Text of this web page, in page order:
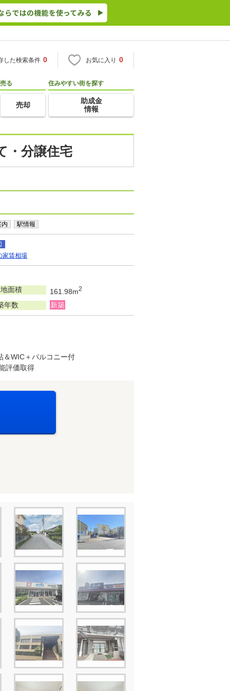
した検索条件 0 お気に入り 0
売る
売却
住みやすい街を探す
助成金
情報
・分譲住宅
内 駅情報
家賃相場
面積 161.98m2
年数 新築
＆WIC＋バルコニー付
評価取得